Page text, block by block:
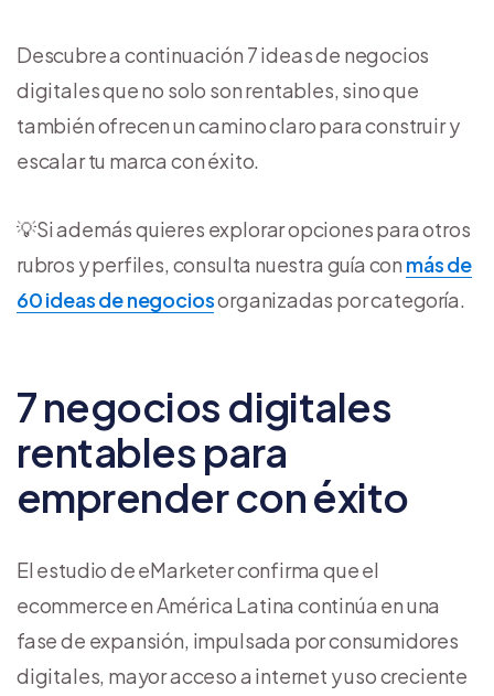
Descubre a continuación 7 ideas de negocios
digitales que no solo son rentables, sino que
también ofrecen un camino claro para construir y
escalar tu marca con éxito.
💡Si además quieres explorar opciones para otros
rubros y perfiles, consulta nuestra guía con más de
60 ideas de negociosorganizadas por categoría.
7 negocios digitales
rentables para
emprender con éxito
El estudio de eMarketer confirma que el
ecommerce en América Latina continúa en una
fase de expansión, impulsada por consumidores
digitales, mayor acceso a internet y uso creciente